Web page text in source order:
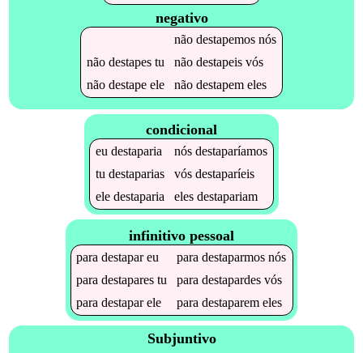
negativo
não destapemosnós
não destapestu não destapeisvós
não destapeele não destapemeles
condicional
eu destaparia nós destaparíamos
tu destaparias vós destaparíeis
ele destaparia eles destapariam
infinitivo pessoal
paradestapareu paradestaparmos nós
paradestapares tu paradestapardes vós
paradestaparele paradestaparem eles
Subjuntivo